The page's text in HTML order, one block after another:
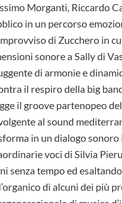
Morganti, Riccardo
in un percorso
di Zucchero in
sonore a Sally di
di armonie e
il respiro della big
il groove partenopeo
al sound
in un dialogo
voci di Silvia
senza tempo ed
di alcuni dei più